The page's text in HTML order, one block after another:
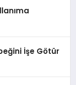
İşe Götür